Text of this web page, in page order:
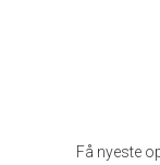
Få nyeste